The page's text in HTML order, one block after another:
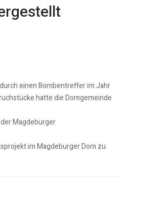
einen Bombentreffer im Jahr
hatte die Domgemeinde
Magdeburger
im Magdeburger Dom zu